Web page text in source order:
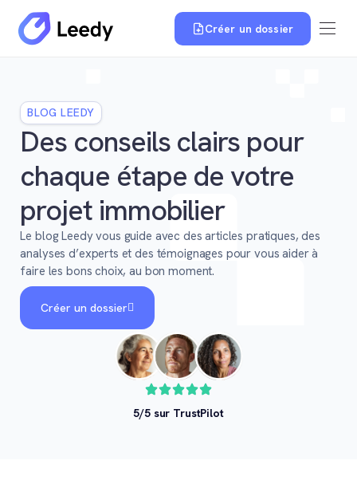
Créer un dossier
BLOG LEEDY
Des conseils clairs pour
chaque étape de votre
projet immobilier
Le blog Leedy vous guide avec des articles pratiques, des
analyses d’experts et des témoignages pour vous aider à
faire les bons choix, au bon moment.
Créer un dossier
5/5 sur TrustPilot